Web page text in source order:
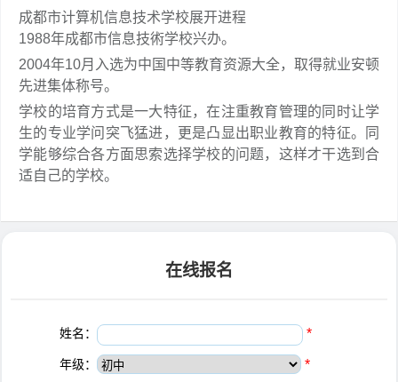
成都市计算机信息技术学校展开进程
1988年成都市信息技術学校兴办。
2004年10月入选为中国中等教育资源大全，取得就业安顿
先进集体称号。
学校的培育方式是一大特征，在注重教育管理的同时让学
生的专业学问突飞猛进，更是凸显出职业教育的特征。同
学能够综合各方面思索选择学校的问题，这样才干选到合
适自己的学校。
在线报名
姓名： *
年级： *